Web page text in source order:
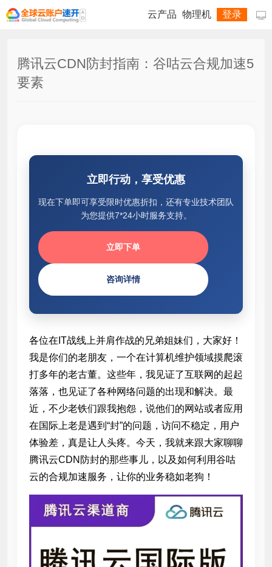

云产品 物理机 登录
腾讯云CDN防封指南：谷咕云合规加速5
要素
立即行动，享受优惠
现在下单即可享受限时优惠折扣，还有专业技术团队
为您提供7*24小时服务支持。
立即下单
咨询详情
各位在IT战线上并肩作战的兄弟姐妹们，大家好！
我是你们的老朋友，一个在计算机维护领域摸爬滚
打多年的老古董。这些年，我见证了互联网的起起
落落，也见证了各种网络问题的出现和解决。最
近，不少老铁们跟我抱怨，说他们的网站或者应用
在国际上老是遇到“封”的问题，访问不稳定，用户
体验差，真是让人头疼。今天，我就来跟大家聊聊
腾讯云CDN防封的那些事儿，以及如何利用谷咕
云的合规加速服务，让你的业务稳如老狗！